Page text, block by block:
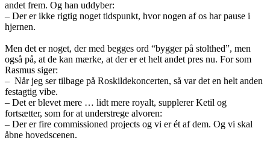
andet frem. Og han uddyber:
– Der er ikke rigtig noget tidspunkt, hvor nogen af os har pause i
hjernen.
Men det er noget, der med begges ord “bygger på stolthed”, men
også på, at de kan mærke, at der er et helt andet pres nu. For som
Rasmus siger:
– Når jeg ser tilbage på Roskildekoncerten, så var det en helt anden
festagtig vibe.
– Det er blevet mere … lidt mere royalt, supplerer Ketil og
fortsætter, som for at understrege alvoren:
– Der er fire commissioned projects og vi er ét af dem. Og vi skal
åbne hovedscenen.